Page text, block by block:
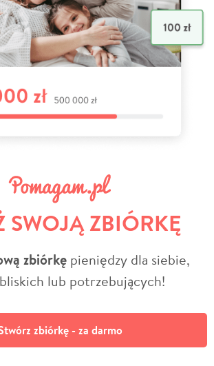
SWOJĄ ZBIÓRKĘ
zbiórkę pieniędzy dla siebie,
lub potrzebujących!
zbiórkę - za darmo